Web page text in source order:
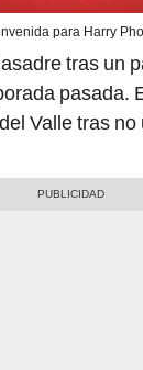
para Harry
tras un
pasada.
Valle tras